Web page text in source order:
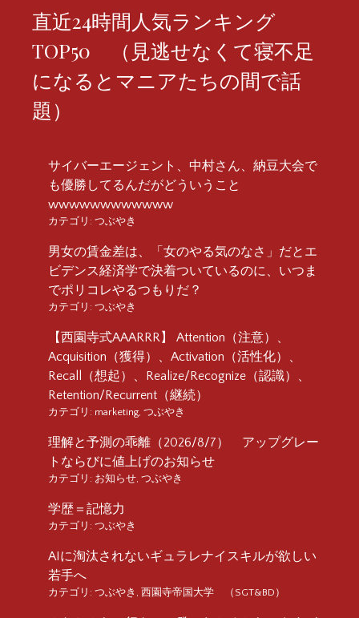
直近24時間人気ランキング
TOP50 （見逃せなくて寝不足
になるとマニアたちの間で話
題）
サイバーエージェント、中村さん、納豆大会で
も優勝してるんだがどういうこと
wwwwwwwwwwww
カテゴリ: つぶやき
男女の賃金差は、「女のやる気のなさ」だとエ
ビデンス経済学で決着ついているのに、いつま
でポリコレやるつもりだ？
カテゴリ: つぶやき
【西園寺式AAARRR】 Attention（注意）、
Acquisition（獲得）、Activation（活性化）、
Recall（想起）、Realize/Recognize（認識）、
Retention/Recurrent（継続）
カテゴリ: marketing, つぶやき
理解と予測の乖離（2026/8/7） アップグレー
トならびに値上げのお知らせ
カテゴリ: お知らせ, つぶやき
学歴＝記憶力
カテゴリ: つぶやき
AIに淘汰されないギュラレナイスキルが欲しい
若手へ
カテゴリ: つぶやき , 西園寺帝国大学 （SGT&BD）